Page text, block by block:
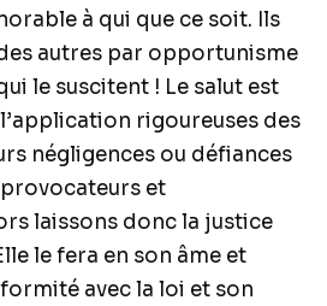
à qui que ce soit. Ils
autres par opportunisme
le suscitent ! Le salut est
rigoureuses des
négligences ou défiances
et
laissons donc la justice
le fera en son âme et
avec la loi et son